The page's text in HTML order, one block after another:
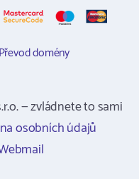
domény
— zvládnete to sami
osobních údajů